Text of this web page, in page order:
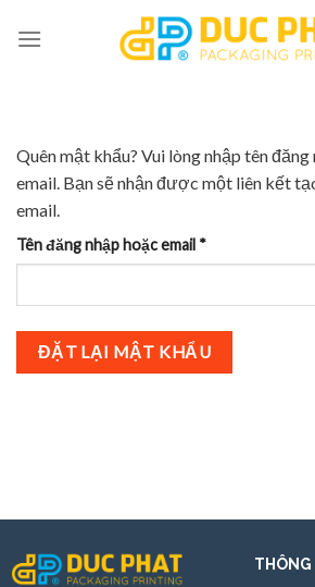
Quên mật khẩu? Vui lòng nhập tên
email. Bạn sẽ nhận được một liên kết
email.
Tên đăng nhập hoặc email *Bắt
buộc
ĐẶT LẠI MẬT KHẨU
THÔNG